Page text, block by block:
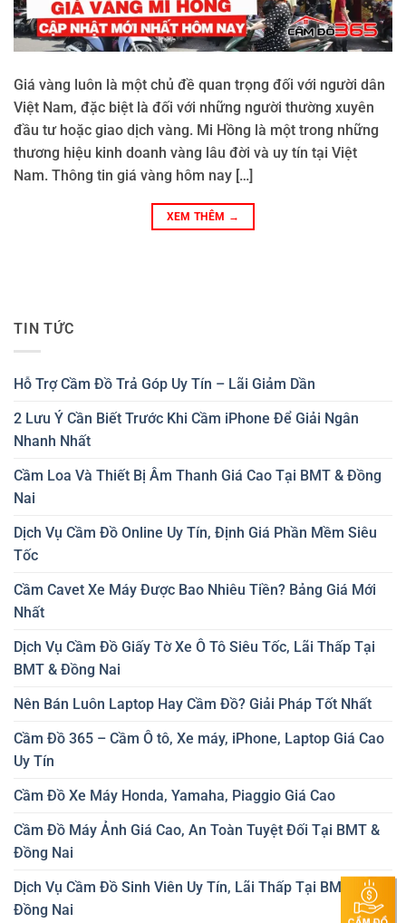
Giá vàng luôn là một chủ đề quan trọng đối với người dân
Việt Nam, đặc biệt là đối với những người thường xuyên
đầu tư hoặc giao dịch vàng. Mi Hồng là một trong những
thương hiệu kinh doanh vàng lâu đời và uy tín tại Việt
Nam. Thông tin giá vàng hôm nay […]
XEM THÊM →
TIN TỨC
Hỗ Trợ Cầm Đồ Trả Góp Uy Tín – Lãi Giảm Dần
2 Lưu Ý Cần Biết Trước Khi Cầm iPhone Để Giải Ngân
Nhanh Nhất
Cầm Loa Và Thiết Bị Âm Thanh Giá Cao Tại BMT & Đồng
Nai
Dịch Vụ Cầm Đồ Online Uy Tín, Định Giá Phần Mềm Siêu
Tốc
Cầm Cavet Xe Máy Được Bao Nhiêu Tiền? Bảng Giá Mới
Nhất
Dịch Vụ Cầm Đồ Giấy Tờ Xe Ô Tô Siêu Tốc, Lãi Thấp Tại
BMT & Đồng Nai
Nên Bán Luôn Laptop Hay Cầm Đồ? Giải Pháp Tốt Nhất
Cầm Đồ 365 – Cầm Ô tô, Xe máy, iPhone, Laptop Giá Cao
Uy Tín
Cầm Đồ Xe Máy Honda, Yamaha, Piaggio Giá Cao
Cầm Đồ Máy Ảnh Giá Cao, An Toàn Tuyệt Đối Tại BMT &
Đồng Nai
Dịch Vụ Cầm Đồ Sinh Viên Uy Tín, Lãi Thấp Tại BMT &
Đồng Nai